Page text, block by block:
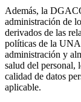
Además, la
administración de
derivados de las
políticas de la
administración y
salud del personal,
calidad de datos
aplicable.